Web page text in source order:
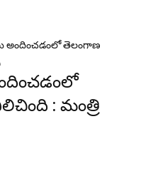
అందించడంలో తెలంగాణ
: మంత్రి